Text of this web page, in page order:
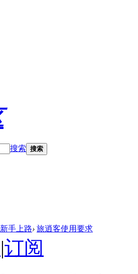
搜索 搜索
新手上路› 旅逍客使用要求
|订阅